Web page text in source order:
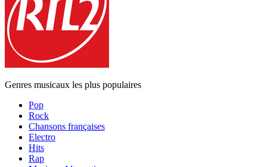
Genres musicaux les plus populaires
Pop
Rock
Chansons françaises
Electro
Hits
Rap